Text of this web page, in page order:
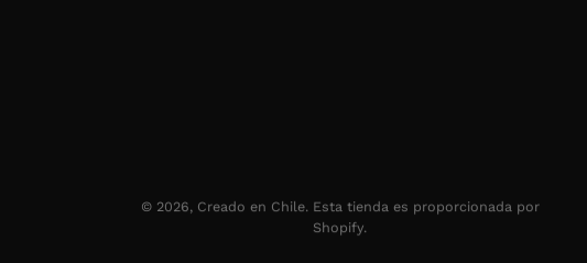
© 2026, Creado en Chile. Esta tienda es proporcionada por
Shopify.